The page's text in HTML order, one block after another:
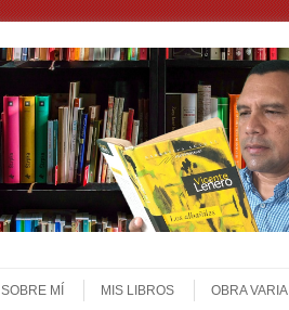
SOBRE MÍ MIS LIBROS OBRA VARIA